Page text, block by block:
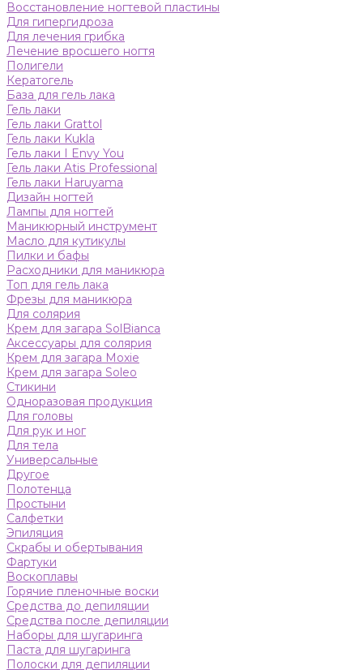
Восстановление ногтевой пластины
Для гипергидроза
Для лечения грибка
Лечение вросшего ногтя
Полигели
Кератогель
База для гель лака
Гель лаки
Гель лаки Grattol
Гель лаки Kukla
Гель лаки I Envy You
Гель лаки Atis Professional
Гель лаки Haruyama
Дизайн ногтей
Лампы для ногтей
Маникюрный инструмент
Масло для кутикулы
Пилки и бафы
Расходники для маникюра
Топ для гель лака
Фрезы для маникюра
Для солярия
Крем для загара SolBianca
Аксессуары для солярия
Крем для загара Moxie
Крем для загара Soleo
Стикини
Одноразовая продукция
Для головы
Для рук и ног
Для тела
Универсальные
Другое
Полотенца
Простыни
Салфетки
Эпиляция
Скрабы и обертывания
Фартуки
Воскоплавы
Горячие пленочные воски
Средства до депиляции
Средства после депиляции
Наборы для шугаринга
Паста для шугаринга
Полоски для депиляции